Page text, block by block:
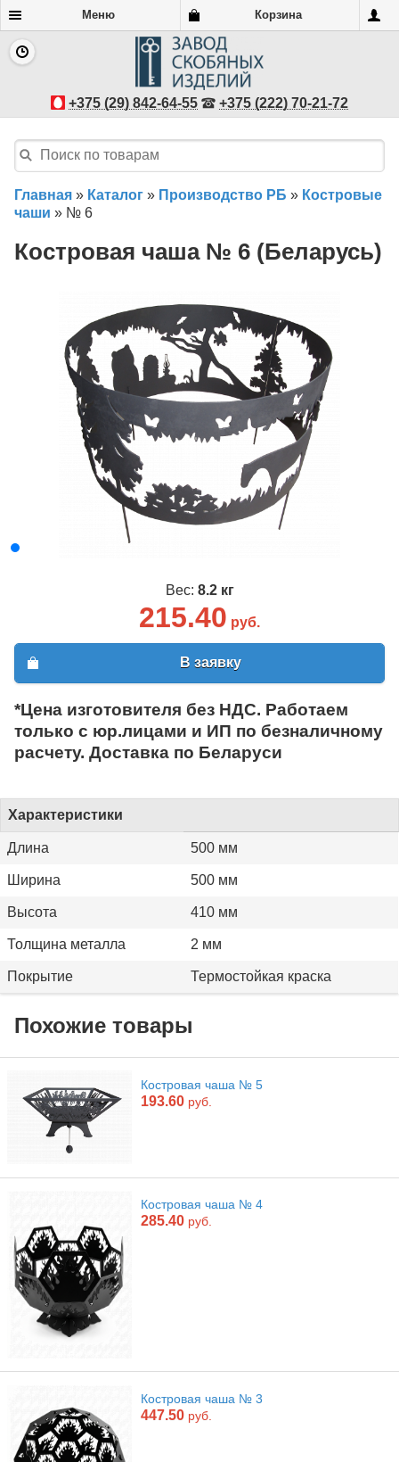
Меню Корзина
+375 (29) 842-64-55 +375 (222) 70-21-72
Главная » Каталог » Производство РБ » Костровые
чаши » № 6
Костровая чаша № 6 (Беларусь)
Вес: 8.2 кг
215.40 руб.
В заявку
*Цена изготовителя без НДС. Работаем
только с юр.лицами и ИП по безналичному
расчету. Доставка по Беларуси
Характеристики
Длина 500 мм
Ширина 500 мм
Высота 410 мм
Толщина металла 2 мм
Покрытие Термостойкая краска
Похожие товары
Костровая чаша № 5
193.60 руб.
Костровая чаша № 4
285.40 руб.
Костровая чаша № 3
447.50 руб.